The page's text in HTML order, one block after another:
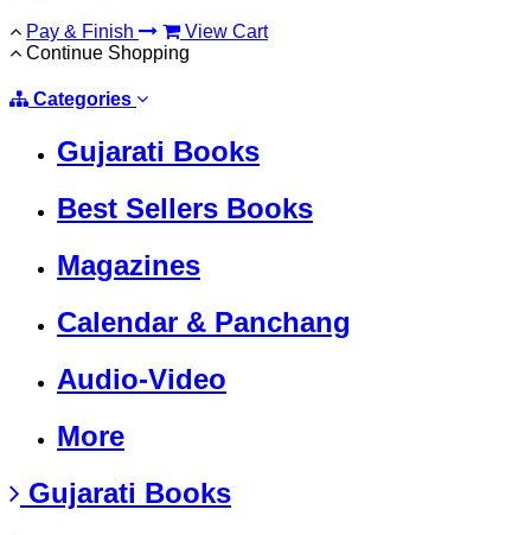
Pay & Finish
View Cart
Continue Shopping
Categories
Gujarati Books
Best Sellers Books
Magazines
Calendar & Panchang
Audio-Video
More
Gujarati Books